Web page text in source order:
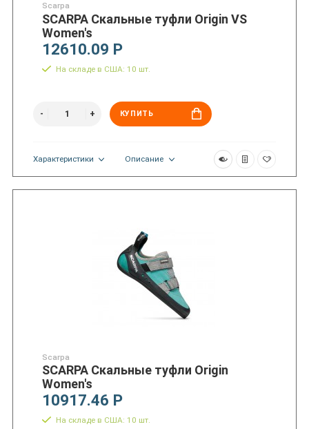
Scarpa
SCARPA Скальные туфли Origin VS
Women's
12610.09 Р
На складе в США: 10 шт.
КУПИТЬ
Характеристики Описание
Scarpa
SCARPA Скальные туфли Origin
Women's
10917.46 Р
На складе в США: 10 шт.